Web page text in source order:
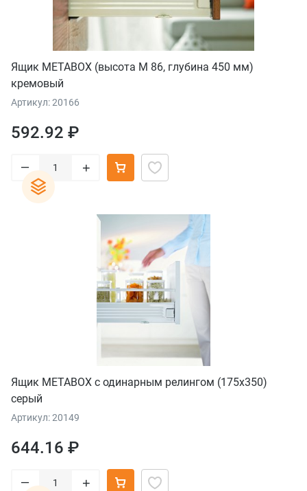
Ящик METABOX (высота М 86, глубина 450 мм)
кремовый
Артикул: 20166
592.92 ₽
– +
Ящик METABOX с одинарным релингом (175х350)
серый
Артикул: 20149
644.16 ₽
– +